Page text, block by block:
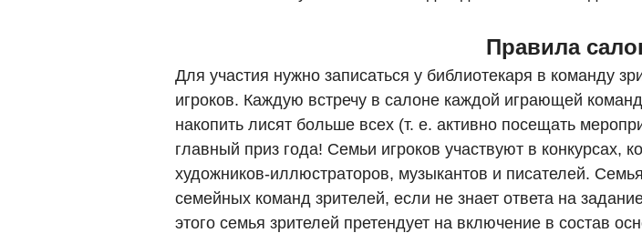
Правила
Для участия нужно записаться у библиотекаря в команду
игроков. Каждую встречу в салоне каждой играющей
накопить лисят больше всех (т. е. активно посещать
главный приз года! Семьи игроков участвуют в конкурсах,
художников-иллюстраторов, музыкантов и писателей.
семейных команд зрителей, если не знает ответа на
этого семья зрителей претендует на включение в состав